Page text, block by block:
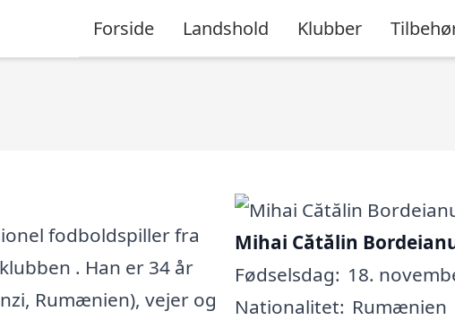
Forside Landshold Klubber
fodboldspiller fra
. Han er 34 år
Rumænien), vejer og
Mihai Cătălin
Fødselsdag: 18.
Nationalitet: Rumænien